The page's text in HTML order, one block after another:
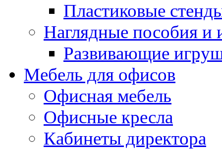
Пластиковые
Наглядные пособия и
Развивающие
Мебель для офисов
Офисная мебель
Офисные кресла
Кабинеты директора